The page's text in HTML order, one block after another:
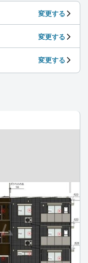
変更する
変更する
変更する